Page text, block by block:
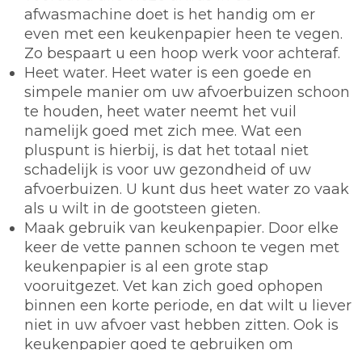
afwasmachine doet is het handig om er
even met een keukenpapier heen te vegen.
Zo bespaart u een hoop werk voor achteraf.
Heet water. Heet water is een goede en
simpele manier om uw afvoerbuizen schoon
te houden, heet water neemt het vuil
namelijk goed met zich mee. Wat een
pluspunt is hierbij, is dat het totaal niet
schadelijk is voor uw gezondheid of uw
afvoerbuizen. U kunt dus heet water zo vaak
als u wilt in de gootsteen gieten.
Maak gebruik van keukenpapier. Door elke
keer de vette pannen schoon te vegen met
keukenpapier is al een grote stap
vooruitgezet. Vet kan zich goed ophopen
binnen een korte periode, en dat wilt u liever
niet in uw afvoer vast hebben zitten. Ook is
keukenpapier goed te gebruiken om